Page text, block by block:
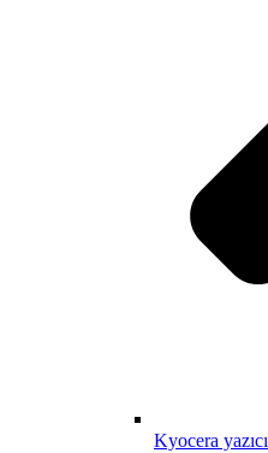
Kyocera yazıcı